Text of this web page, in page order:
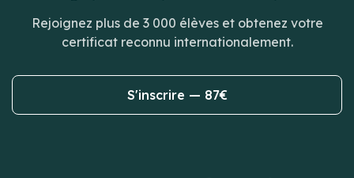
Rejoignez plus de 3 000 élèves et obtenez votre
certificat reconnu internationalement.
S'inscrire — 87€